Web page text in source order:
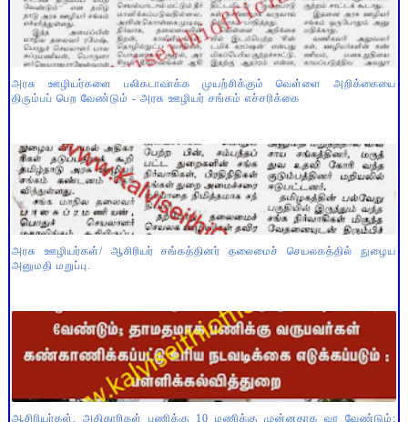
அரசு ஊழியர்களை பலிகடாவாக்க முயற்சிக்கும் வெள்ளை அறிக்கையை
திரும்பப் பெற வேண்டும் - அரசு ஊழியர் சங்கம் எச்சரிக்கை
அரசு ஊழியர்கள்/ ஆசிரியர் சங்கத்தினர் தலைமைச் செயலகத்தில் நுழைய
அனுமதி மறுப்பு.
ஆசிரியர்கள், அதிகாரிகள் பணிக்கு 10 மணிக்கு முன்னதாக வர வேண்டும்;